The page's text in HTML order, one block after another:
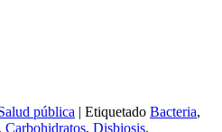
pública | Etiquetado Bacteria,
, Carbohidratos, Disbiosis,